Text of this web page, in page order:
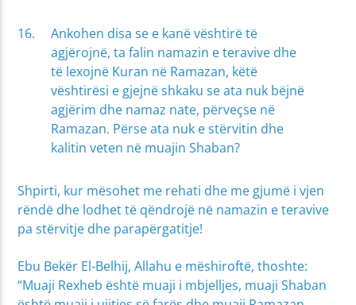
Ankohen disa se e kanë vështirë të
agjërojnë, ta falin namazin e teravive dhe
të lexojnë Kuran në Ramazan, këtë
vështirësi e gjejnë shkaku se ata nuk bëjnë
agjërim dhe namaz nate, përveçse në
Ramazan. Përse ata nuk e stërvitin dhe
kalitin veten në muajin Shaban?
Shpirti, kur mësohet me rehati dhe me gjumë i vjen
rëndë dhe lodhet të qëndrojë në namazin e teravive
pa stërvitje dhe parapërgatitje!
Ebu Bekër El-Belhij, Allahu e mëshiroftë, thoshte:
“Muaji Rexheb është muaji i mbjelljes, muaji Shaban